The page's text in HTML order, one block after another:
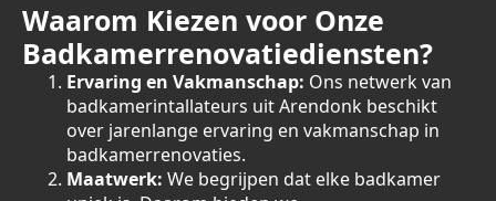
Waarom Kiezen voor Onze
Badkamerrenovatiediensten?
Ervaring en Vakmanschap: Ons netwerk van
badkamerintallateurs uit Arendonk beschikt
over jarenlange ervaring en vakmanschap in
badkamerrenovaties.
Maatwerk: We begrijpen dat elke badkamer